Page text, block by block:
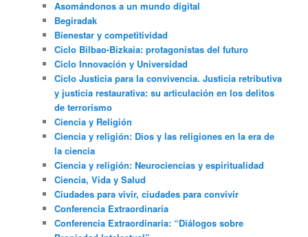
Asomándonos a un mundo digital
Begiradak
Bienestar y competitividad
Ciclo Bilbao-Bizkaia: protagonistas del futuro
Ciclo Innovación y Universidad
Ciclo Justicia para la convivencia. Justicia retributiva
y justicia restaurativa: su articulación en los delitos
de terrorismo
Ciencia y Religión
Ciencia y religión: Dios y las religiones en la era de
la ciencia
Ciencia y religión: Neurociencias y espiritualidad
Ciencia, Vida y Salud
Ciudades para vivir, ciudades para convivir
Conferencia Extraordinaria
Conferencia Extraordinaria: “Diálogos sobre